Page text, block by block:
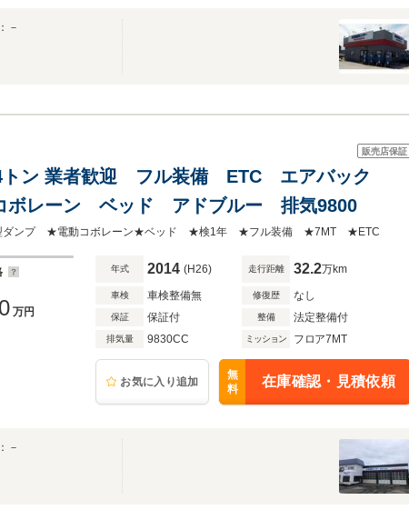
－
販売店保証
トン 業者歓迎 フル装備 ETC エアバック
レーン ベッド アドブルー 排気9800
ダンプ ★電動コボレーン★ベッド ★検1年 ★フル装備 ★7MT ★ETC
万円
年式 2014 (H26) 走行距離 32.2万km
車検 車検整備無 修復歴 なし
保証 保証付 整備 法定整備付
排気量 9830CC ミッション フロア7MT
お気に入り追加
無
料
在庫確認・見積依頼
－